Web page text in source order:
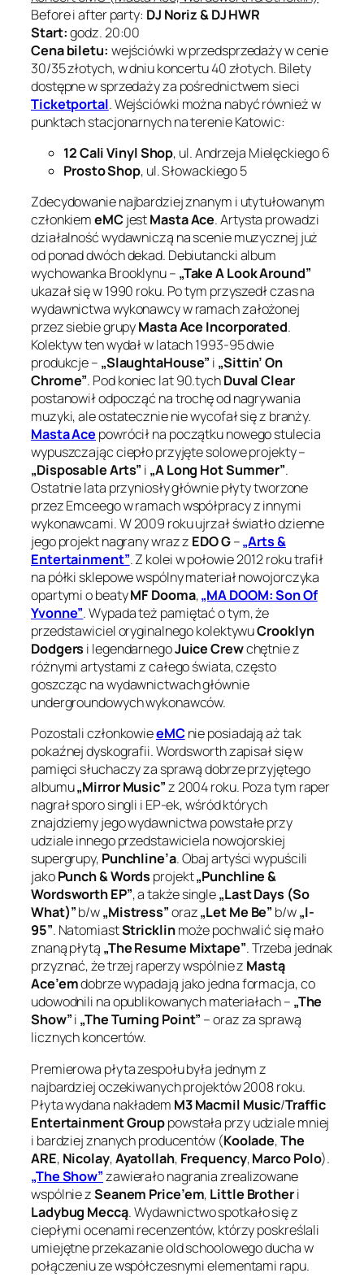
Before i after party: DJ Noriz & DJ HWR
Start:godz. 20:00
Cena biletu: wejściówki w przedsprzedaży w cenie
30/35 złotych, w dniu koncertu 40 złotych. Bilety
dostępne w sprzedaży za pośrednictwem sieci
Ticketportal. Wejściówki można nabyć również w
punktach stacjonarnych na terenie Katowic:
12 Cali Vinyl Shop, ul. Andrzeja Mielęckiego 6
Prosto Shop, ul. Słowackiego 5
Zdecydowanie najbardziej znanym i utytułowanym
członkiemeMCjestMasta Ace. Artysta prowadzi
działalność wydawniczą na scenie muzycznej już
od ponad dwóch dekad. Debiutancki album
wychowanka Brooklynu – „Take A Look Around”
ukazał się w 1990 roku. Po tym przyszedł czas na
wydawnictwa wykonawcy w ramach założonej
przez siebie grupyMasta Ace Incorporated.
Kolektyw ten wydał w latach 1993-95 dwie
produkcje – „SlaughtaHouse” i „Sittin’ On
Chrome”. Pod koniec lat 90.tychDuval Clear
postanowił odpocząć na trochę od nagrywania
muzyki, ale ostatecznie nie wycofał się z branży.
Masta Ace powrócił na początku nowego stulecia
wypuszczając ciepło przyjęte solowe projekty –
„Disposable Arts” i „A Long Hot Summer”.
Ostatnie lata przyniosły głównie płyty tworzone
przez Emceego w ramach współpracy z innymi
wykonawcami. W 2009 roku ujrzał światło dzienne
jego projekt nagrany wraz z EDO G–„Arts &
Entertainment”. Z kolei w połowie 2012 roku trafił
na półki sklepowe wspólny materiał nowojorczyka
opartymi o beatyMF Dooma,„MA DOOM: Son Of
Yvonne”. Wypada też pamiętać o tym, że
przedstawiciel oryginalnego kolektywuCrooklyn
Dodgers i legendarnegoJuice Crewchętnie z
różnymi artystami z całego świata, często
goszcząc na wydawnictwach głównie
undergroundowych wykonawców.
Pozostali członkowieeMCnie posiadają aż tak
pokaźnej dyskografii. Wordsworth zapisał się w
pamięci słuchaczy za sprawą dobrze przyjętego
albumu„Mirror Music”z 2004 roku. Poza tym raper
nagrał sporo singli i EP-ek, wśród których
znajdziemy jego wydawnictwa powstałe przy
udziale innego przedstawiciela nowojorskiej
supergrupy, Punchline’a. Obaj artyści wypuścili
jakoPunch & Words projekt„Punchline &
Wordsworth EP”, a także single„Last Days (So
What)”b/w„Mistress”oraz„Let Me Be” b/w„I-
95”. NatomiastStricklinmoże pochwalić się mało
znaną płytą „The Resume Mixtape”. Trzeba jednak
przyznać, że trzej raperzy wspólnie z Mastą
Ace’emdobrze wypadają jako jedna formacja, co
udowodnili na opublikowanych materiałach – „The
Show”i „The Turning Point” – oraz za sprawą
licznych koncertów.
Premierowa płyta zespołu była jednym z
najbardziej oczekiwanych projektów 2008 roku.
Płyta wydana nakładem M3 Macmil Music/Traffic
Entertainment Grouppowstała przy udziale mniej
i bardziej znanych producentów (Koolade,The
ARE, Nicolay,Ayatollah, Frequency,Marco Polo).
„The Show”zawierało nagrania zrealizowane
wspólnie zSeanem Price’em, Little Brotheri
Ladybug Meccą. Wydawnictwo spotkało się z
ciepłymi ocenami recenzentów, którzy poskreślali
umiejętne przekazanie old schoolowego ducha w
połączeniu ze współczesnymi elementami rapu.